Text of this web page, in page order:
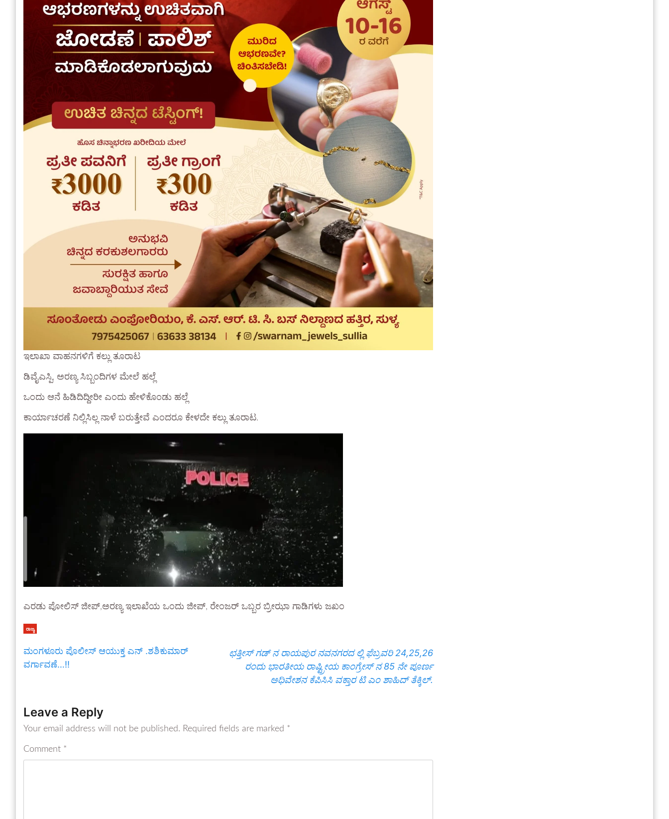
ಇಲಾಖಾ ವಾಹನಗಳಿಗೆ ಕಲ್ಲು ತೂರಾಟ
ಡಿವೈಎಸ್ಪಿ, ಅರಣ್ಯ ಸಿಬ್ಬಂದಿಗಳ ಮೇಲೆ ಹಲ್ಲೆ
ಒಂದು ಆನೆ ಹಿಡಿದಿದ್ದೀರೀ ಎಂದು ಹೇಳಿಕೊಂಡು ಹಲ್ಲೆ
ಕಾರ್ಯಾಚರಣೆ ನಿಲ್ಲಿಸಿಲ್ಲ ನಾಳೆ ಬರುತ್ತೇವೆ ಎಂದರೂ ಕೇಳದೇ ಕಲ್ಲು ತೂರಾಟ.
ಎರಡು ಪೋಲಿಸ್ ಜೀಪ್,ಅರಣ್ಯ ಇಲಾಖೆಯ ಒಂದು ಜೀಪ್, ರೇಂಜರ್ ಒಬ್ಬರ ಬ್ರೀಝಾ ಗಾಡಿಗಳು ಜಖಂ
ರಾಜ್ಯ
ಮಂಗಳೂರು ಪೊಲೀಸ್ ಆಯುಕ್ತ ಎನ್ .ಶಶಿಕುಮಾರ್
ವರ್ಗಾವಣೆ…!!
ಛತ್ತೀಸ್ ಗಡ್ ನ ರಾಯಪುರ ನವನಗರದ ಲ್ಲಿ ಫೆಬ್ರವರಿ 24,25,26
ರಂದು ಭಾರತೀಯ ರಾಷ್ಟ್ರೀಯ ಕಾಂಗ್ರೇಸ್ ನ 85 ನೇ ಪೂರ್ಣ
ಅಧಿವೇಶನ ಕೆಪಿಸಿಸಿ ವಕ್ತಾರ ಟಿ ಎಂ ಶಾಹಿದ್ ತೆಕ್ಕಿಲ್.
Leave a Reply
Your email address will not be published. Required fields are marked *
Comment *